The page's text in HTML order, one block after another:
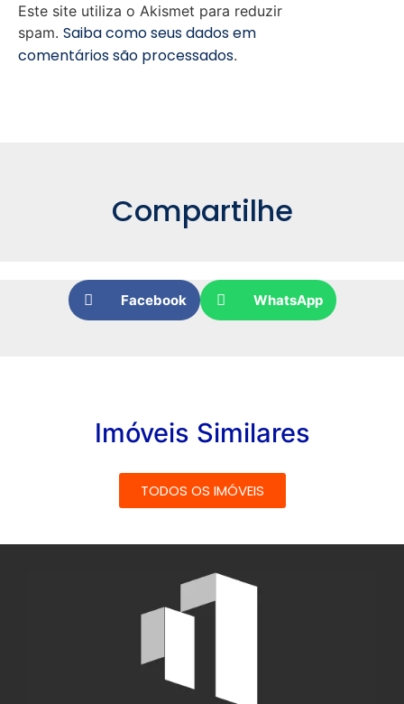
Este site utiliza o Akismet para reduzir
spam. Saiba como seus dados em
comentários são processados.
Compartilhe
Facebook WhatsApp
Imóveis Similares
TODOS OS IMÓVEIS